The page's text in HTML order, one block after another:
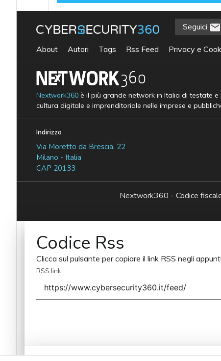
Seguici
About Autori Tags Rss Feed Privacy e
Nextwork360è il più grande network in Italia di testate e
cultura digitale e imprenditoriale nelle imprese e
Indirizzo
Via Moretto da Brescia, 22
Milano - Italia
CAP 20133
Nextwork360 - Codice
Codice Rss
Clicca sul pulsante per copiare il link RSS negli appunti.
RSS link